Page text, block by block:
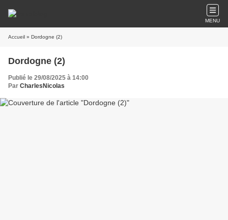
MENU
Accueil » Dordogne (2)
Dordogne (2)
Publié le 29/08/2025 à 14:00
Par CharlesNicolas